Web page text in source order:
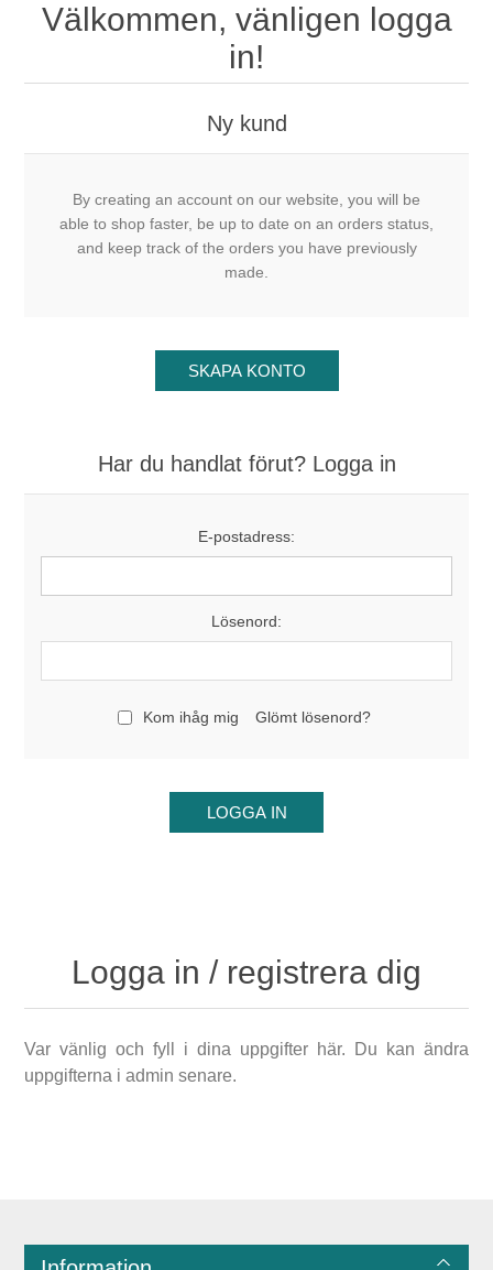
Välkommen, vänligen logga
in!
Ny kund
By creating an account on our website, you will be
able to shop faster, be up to date on an orders status,
and keep track of the orders you have previously
made.
Har du handlat förut? Logga in
E-postadress:
Lösenord:
Kom ihåg mig Glömt lösenord?
Logga in / registrera dig
Var vänlig och fyll i dina uppgifter här. Du kan ändra
uppgifterna i admin senare.